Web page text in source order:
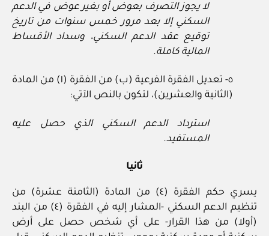
لا يجوز التصرف بعوض أو بغير عوض في الدعم
السكني إلا بعد مرور خمس سنوات من تاريخ
توقيع عقد الدعم السكني، وسداد الأقساط
المالية كاملة.
٥- تعديل الفقرة الفرعية (ب) من الفقرة (١) من المادة
(الثانية والعشرين)، لتكون بالنص الآتي:
استرداد الدعم السكني الذي حصل عليه
المستفيد.
ثانيا
يسري حكم الفقرة (٤) من المادة (الثامنة عشرة) من
تنظيم الدعم السكني -المشار إليه في الفقرة (٤) من البند
(أولا) من هذا القرار- على أي شخص حصل على أرض